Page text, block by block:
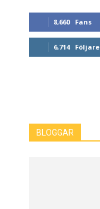
8,660 Fans
6,714 Följare
BLOGGAR